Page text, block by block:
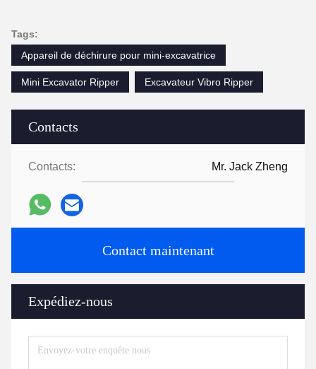
Contacts
Contacts: Mr. Jack Zheng
Contact maintenant
Expédiez-nous
Tags:
Appareil de déchirure pour mini-excavatrice
Mini Excavator Ripper Excavateur Vibro Ripper